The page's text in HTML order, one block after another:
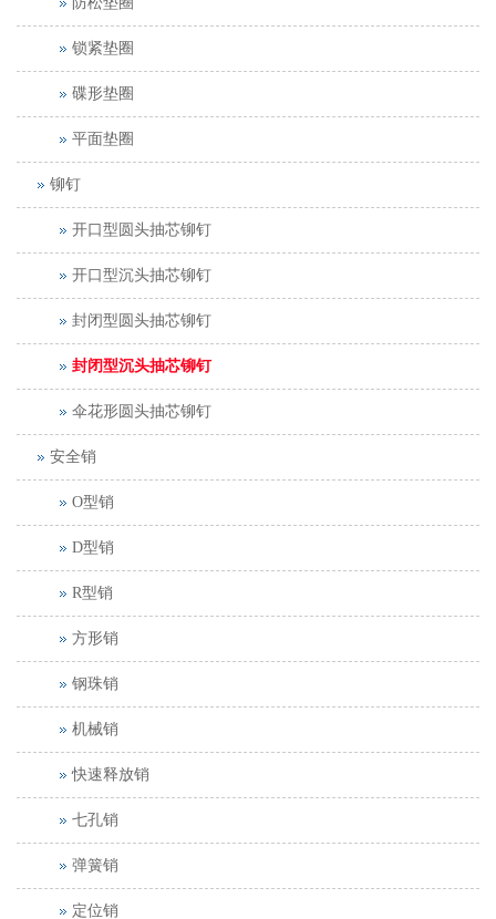
锁紧垫圈
碟形垫圈
平面垫圈
铆钉
开口型圆头抽芯铆钉
开口型沉头抽芯铆钉
封闭型圆头抽芯铆钉
封闭型沉头抽芯铆钉
伞花形圆头抽芯铆钉
安全销
O型销
D型销
R型销
方形销
钢珠销
机械销
快速释放销
七孔销
弹簧销
定位销